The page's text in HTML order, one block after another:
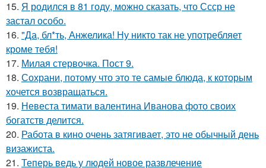
15. Я родился в 81 году, можно сказать, что Ссср не
застал особо.
16. "Да, бл*ть, Анжелика! Ну никто так не употребляет
кроме тебя!
17. Милая стервочка. Пост 9.
18. Сохрани, потому что это те самые блюда, к которым
хочется возвращаться.
19. Невеста тимати валентина Иванова фото своих
богатств делится.
20. Работа в кино очень затягивает, это не обычный день
визажиста.
21. Теперь ведь у людей новое развлечение